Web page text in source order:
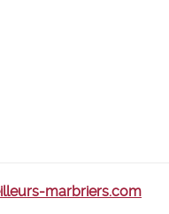
marbriers.com